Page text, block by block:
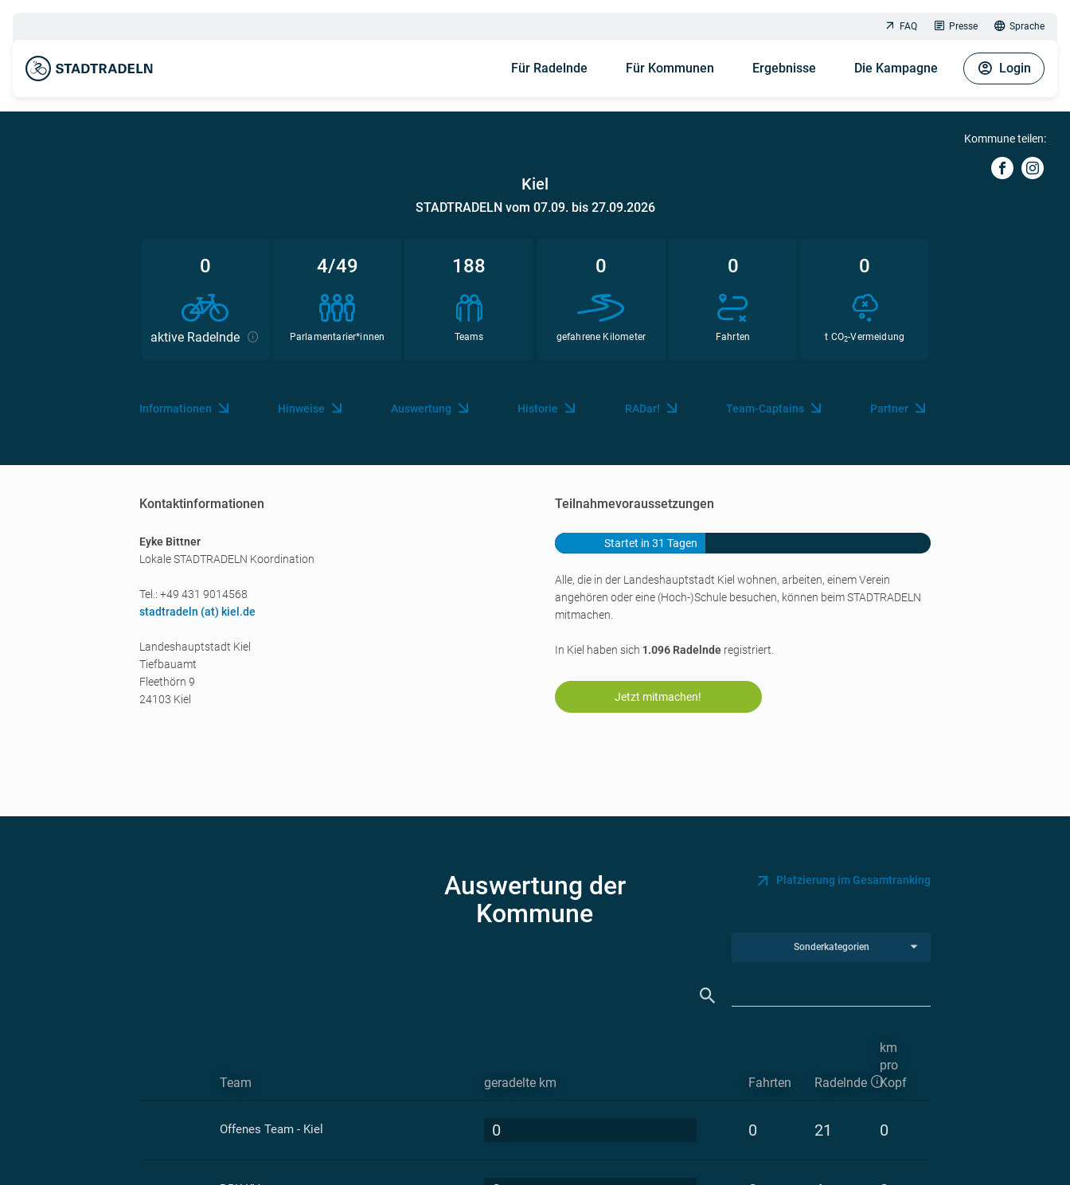
FAQ Presse Sprache
Für Radelnde Für Kommunen Ergebnisse Die Kampagne Login
Kiel
STADTRADELN vom 07.09. bis 27.09.2026
0
aktive Radelnde
4/49
Parlamentarier*innen
188
Teams
0
gefahrene Kilometer
0
Fahrten
0
t CO2-Vermeidung
Informationen Hinweise Auswertung Historie RADar! Team-Captains Partner
Kommune teilen:
Kontaktinformationen
Eyke Bittner
Lokale STADTRADELN Koordination
Tel.: +49 431 9014568
stadtradeln (at) kiel.de
Landeshauptstadt Kiel
Tiefbauamt
Fleethörn 9
24103 Kiel
Teilnahmevoraussetzungen
Startet in 31 Tagen
Alle, die in der Landeshauptstadt Kiel wohnen, arbeiten, einem Verein
angehören oder eine (Hoch-)Schulebesuchen, können beim STADTRADELN
mitmachen.
In Kiel haben sich 1.096 Radelnderegistriert.
Jetzt mitmachen!
Auswertung der
Kommune
Platzierung im Gesamtranking
Sonderkategorien
Team geradelte km Fahrten Radelnde
km
pro
Kopf
Offenes Team - Kiel 0 0 21 0